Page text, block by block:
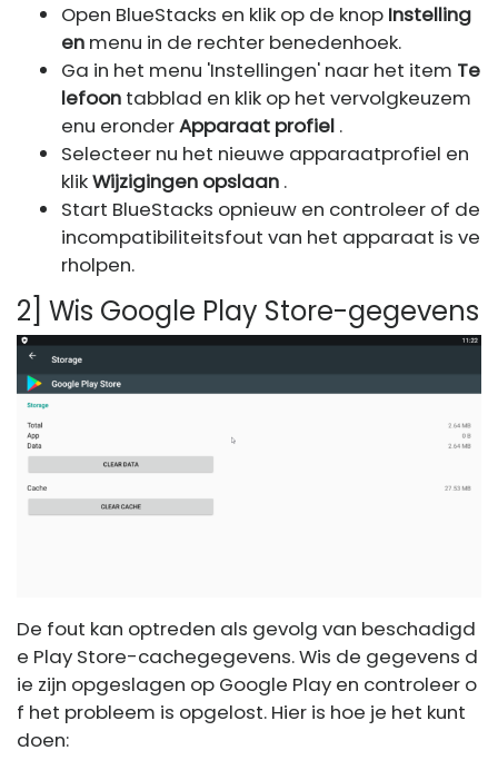
Open BlueStacks en klik op de knop Instelling
en menu in de rechter benedenhoek.
Ga in het menu 'Instellingen' naar het item Te
lefoon tabblad en klik op het vervolgkeuzem
enu eronderApparaat profiel .
Selecteer nu het nieuwe apparaatprofiel en
klikWijzigingen opslaan .
Start BlueStacks opnieuw en controleer of de
incompatibiliteitsfout van het apparaat is ve
rholpen.
2] Wis Google Play Store-gegevens
De fout kan optreden als gevolg van beschadigd
e Play Store-cachegegevens. Wis de gegevens d
ie zijn opgeslagen op Google Play en controleer o
f het probleem is opgelost. Hier is hoe je het kunt
doen: